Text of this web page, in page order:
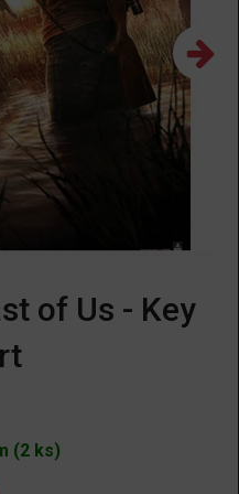
of Us - Key
(2 ks)